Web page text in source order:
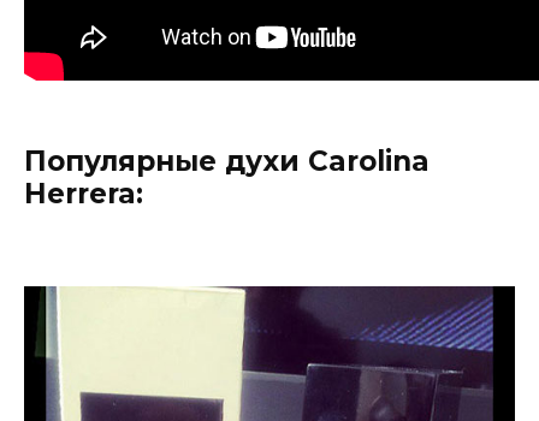
Популярные духи Carolina
Herrera: